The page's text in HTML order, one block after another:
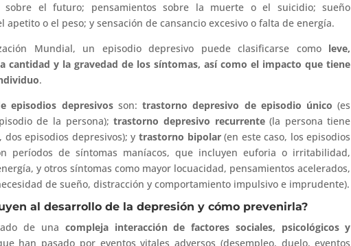
sobre el futuro; pensamientos sobre la muerte o el suicidio; sueño
o el peso; y sensación de cansancio excesivo o falta de energía.
Mundial, un episodio depresivo puede clasificarse como leve,
cantidad y la gravedad de los síntomas, así como el impacto que tiene
.
episodios depresivosson:trastorno depresivo de episodio único(es
de la persona);trastorno depresivo recurrente(la persona tiene
episodios depresivos); y trastorno bipolar(en este caso, los episodios
períodos de síntomas maníacos, que incluyen euforia o irritabilidad,
y otros síntomas como mayor locuacidad, pensamientos acelerados,
de sueño, distracción y comportamiento impulsivo e imprudente).
al desarrollo de la depresión y cómo prevenirla?
de una compleja interacción de factores sociales, psicológicos y
han pasado por eventos vitales adversos (desempleo, duelo, eventos